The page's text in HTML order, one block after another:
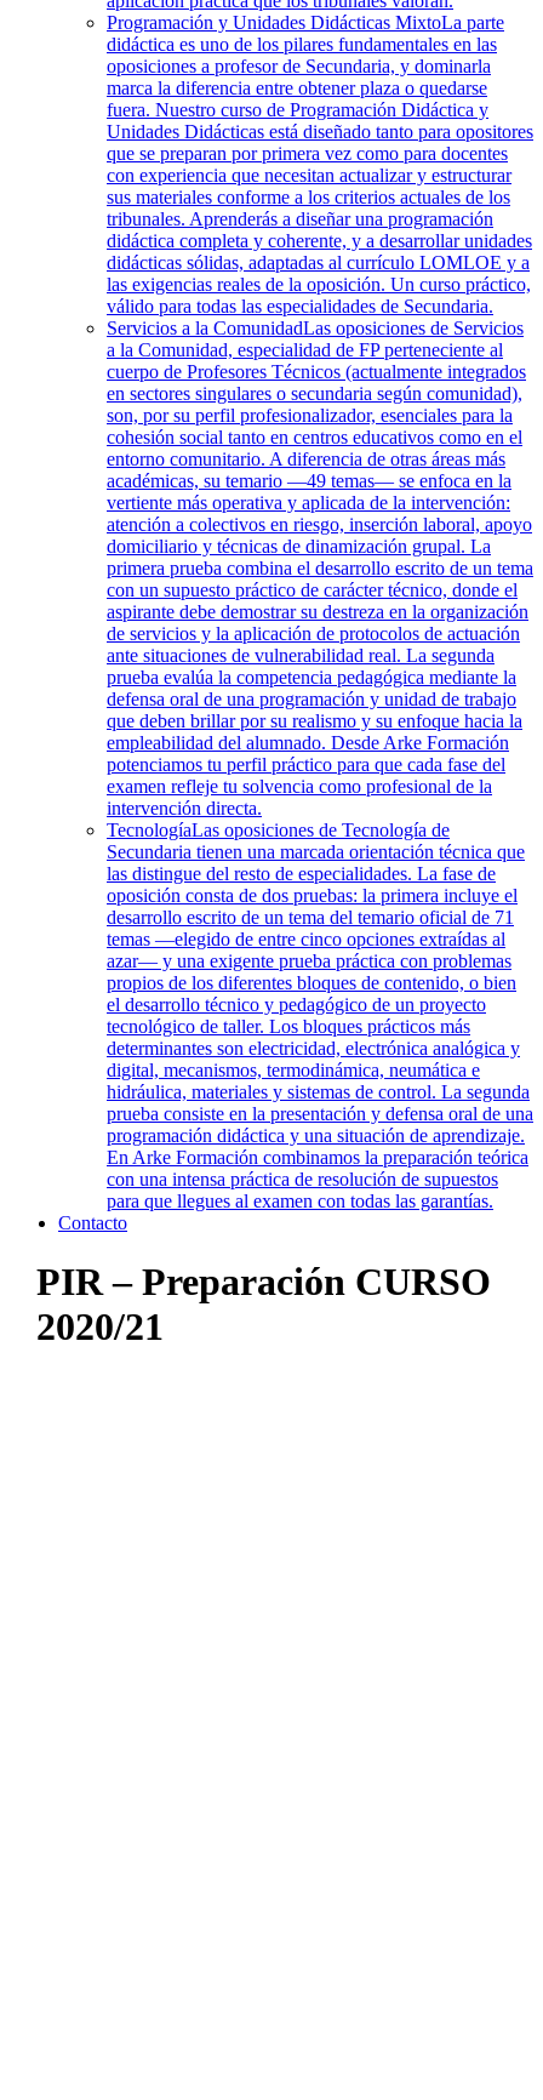
Programación y Unidades Didácticas MixtoLa parte
didáctica es uno de los pilares fundamentales en las
oposiciones a profesor de Secundaria, y dominarla
marca la diferencia entre obtener plaza o quedarse
fuera. Nuestro curso de Programación Didáctica y
Unidades Didácticas está diseñado tanto para opositores
que se preparan por primera vez como para docentes
con experiencia que necesitan actualizar y estructurar
sus materiales conforme a los criterios actuales de los
tribunales. Aprenderás a diseñar una programación
didáctica completa y coherente, y a desarrollar unidades
didácticas sólidas, adaptadas al currículo LOMLOE y a
las exigencias reales de la oposición. Un curso práctico,
válido para todas las especialidades de Secundaria.
Servicios a la ComunidadLas oposiciones de Servicios
a la Comunidad, especialidad de FP perteneciente al
cuerpo de Profesores Técnicos (actualmente integrados
en sectores singulares o secundaria según comunidad),
son, por su perfil profesionalizador, esenciales para la
cohesión social tanto en centros educativos como en el
entorno comunitario. A diferencia de otras áreas más
académicas, su temario —49 temas— se enfoca en la
vertiente más operativa y aplicada de la intervención:
atención a colectivos en riesgo, inserción laboral, apoyo
domiciliario y técnicas de dinamización grupal. La
primera prueba combina el desarrollo escrito de un tema
con un supuesto práctico de carácter técnico, donde el
aspirante debe demostrar su destreza en la organización
de servicios y la aplicación de protocolos de actuación
ante situaciones de vulnerabilidad real. La segunda
prueba evalúa la competencia pedagógica mediante la
defensa oral de una programación y unidad de trabajo
que deben brillar por su realismo y su enfoque hacia la
empleabilidad del alumnado. Desde Arke Formación
potenciamos tu perfil práctico para que cada fase del
examen refleje tu solvencia como profesional de la
intervención directa.
TecnologíaLas oposiciones de Tecnología de
Secundaria tienen una marcada orientación técnica que
las distingue del resto de especialidades. La fase de
oposición consta de dos pruebas: la primera incluye el
desarrollo escrito de un tema del temario oficial de 71
temas —elegido de entre cinco opciones extraídas al
azar— y una exigente prueba práctica con problemas
propios de los diferentes bloques de contenido, o bien
el desarrollo técnico y pedagógico de un proyecto
tecnológico de taller. Los bloques prácticos más
determinantes son electricidad, electrónica analógica y
digital, mecanismos, termodinámica, neumática e
hidráulica, materiales y sistemas de control. La segunda
prueba consiste en la presentación y defensa oral de una
programación didáctica y una situación de aprendizaje.
En Arke Formación combinamos la preparación teórica
con una intensa práctica de resolución de supuestos
para que llegues al examen con todas las garantías.
Contacto
PIR – Preparación CURSO
2020/21